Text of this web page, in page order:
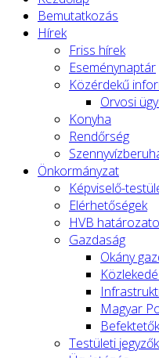
Bemutatkozás
Hírek
Friss hírek
Eseménynaptár
Közérdekű
Orvosi
Konyha
Rendőrség
Önkormányzat
Képviselő-
Elérhetőségek
HVB
Gazdaság
Okány
Magyar
Testületi